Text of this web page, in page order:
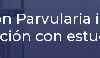
Parvularia
con